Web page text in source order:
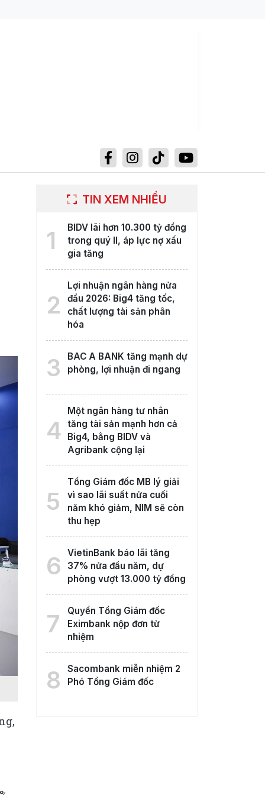
TIN XEM NHIỀU
1
BIDV lãi hơn 10.300 tỷ đồng
trong quý II, áp lực nợ xấu
gia tăng
2
Lợi nhuận ngân hàng nửa
đầu 2026: Big4 tăng tốc,
chất lượng tài sản phân
hóa
3
BAC A BANK tăng mạnh dự
phòng, lợi nhuận đi ngang
4
Một ngân hàng tư nhân
tăng tài sản mạnh hơn cả
Big4, bằng BIDV và
Agribank cộng lại
5
Tổng Giám đốc MB lý giải
vì sao lãi suất nửa cuối
năm khó giảm, NIM sẽ còn
thu hẹp
6
VietinBank báo lãi tăng
37% nửa đầu năm, dự
phòng vượt 13.000 tỷ đồng
7
Quyền Tổng Giám đốc
Eximbank nộp đơn từ
nhiệm
8
Sacombank miễn nhiệm 2
Phó Tổng Giám đốc